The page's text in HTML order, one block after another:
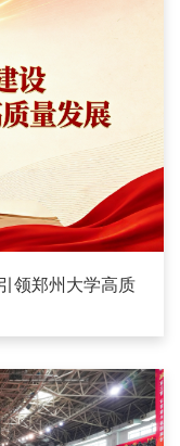
领郑州大学高质